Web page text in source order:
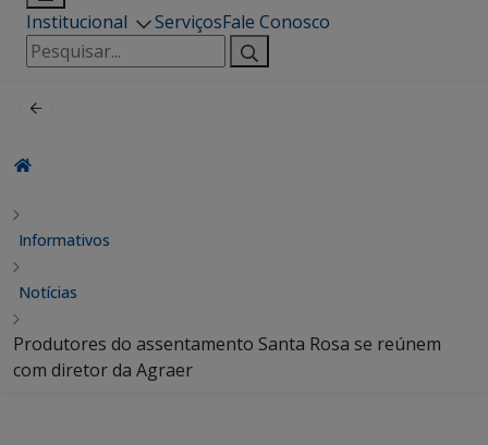
Institucional ServiçosFale Conosco
Pesquisar
por:
Informativos
Notícias
Produtores do assentamento Santa Rosa se reúnem
com diretor da Agraer